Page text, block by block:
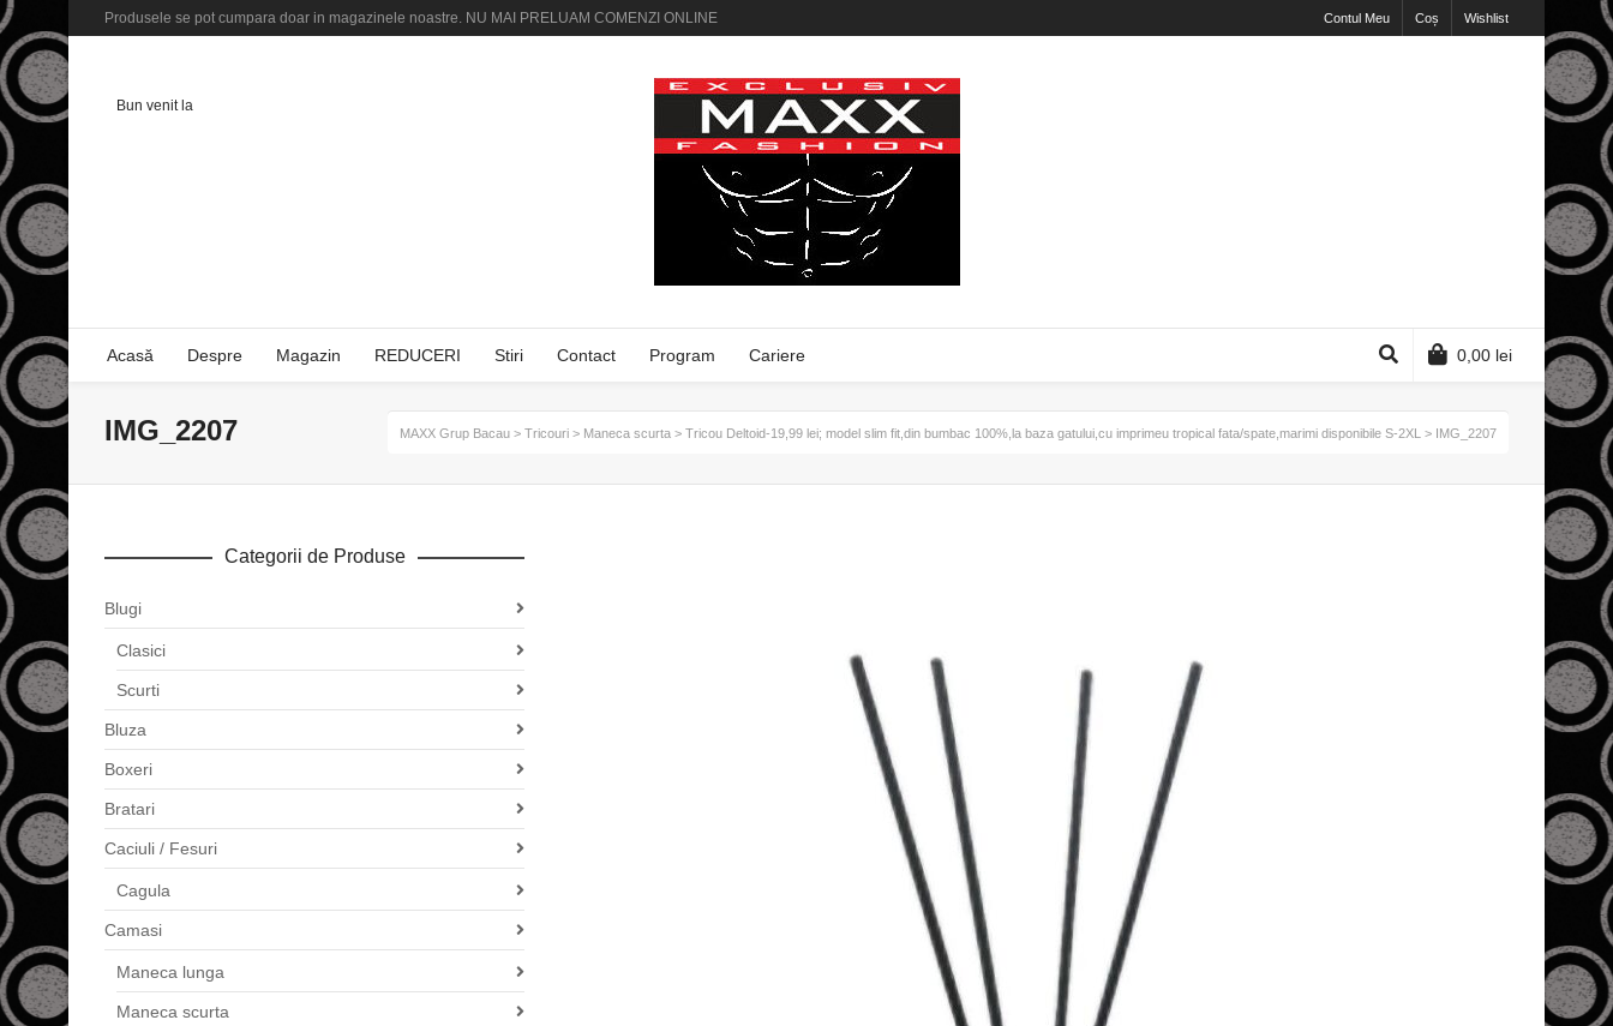
Produsele se pot cumpara doar in magazinele noastre. NU MAI PRELUAM COMENZI ONLINE Contul Meu Coș Wishlist
Bun venit la
Acasă Despre Magazin REDUCERI Stiri Contact Program Cariere 0,00 lei
IMG_2207 MAXX Grup Bacau > Tricouri > Maneca scurta > Tricou Deltoid-19,99 lei; model slim fit,din bumbac 100%,la baza gatului,cu imprimeu tropical fata/spate,marimi disponibile S-2XL > IMG_2207
Categorii de Produse
Blugi
Clasici
Scurti
Bluza
Boxeri
Bratari
Caciuli / Fesuri
Cagula
Camasi
Maneca lunga
Maneca scurta